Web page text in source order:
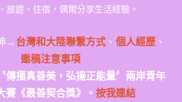
旅遊、住宿，偶爾分享生活經驗。
→台灣和大陸聯繫方式、 個人經歷、
邀稿注意事項
傳播真善美，弘揚正能量〞兩岸青年
賽《最善契合獎》。 按我連結